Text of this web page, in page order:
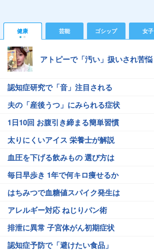
健康 芸能 ゴシップ 女子
アトピーで「汚い」扱いされ苦悩
認知症研究で「音」注目される
夫の「産後うつ」にみられる症状
1日10回 お腹引き締まる簡単習慣
太りにくいアイス 栄養士が解説
血圧を下げる飲みもの 選び方は
毎日早歩き 1年で何キロ痩せるか
はちみつで血糖値スパイク発生は
アレルギー対応 ねじりパン術
排泄に異常 子宮体がん初期症状
認知症予防で「避けたい食品」